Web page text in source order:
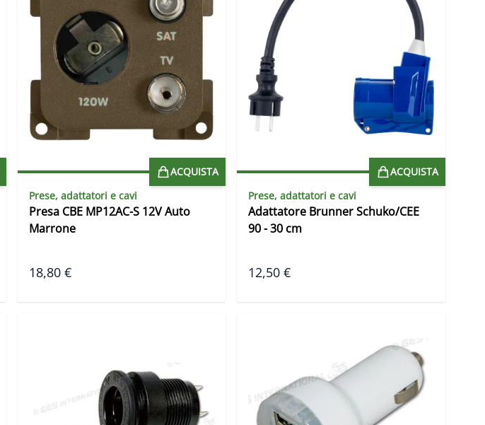
ACQUISTA
Prese, adattatori e cavi
Presa CBE MP12AC-S 12V Auto
Marrone
18,80 €
ACQUISTA
Prese, adattatori e cavi
Adattatore Brunner Schuko/CEE
90 - 30 cm
12,50 €